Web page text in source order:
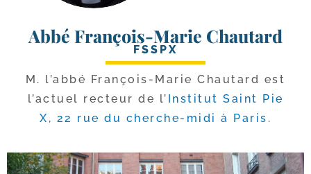
Abbé François-Marie Chautard
FSSPX
M. l’ab­bé François-​Marie Chautard est
l’ac­tuel rec­teur de l’ Institut Saint Pie
X, 22 rue du cherche-​midi à Paris .